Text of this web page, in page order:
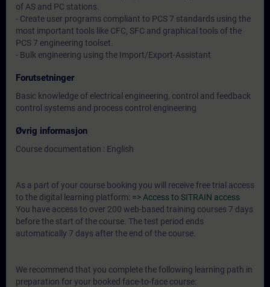
of AS and PC stations.
- Create user programs compliant to PCS 7 standards using the
most important tools like CFC, SFC and graphical tools of the
PCS 7 engineering toolset.
- Bulk engineering using the Import/Export-Assistant
Forutsetninger
Basic knowledge of electrical engineering, control and feedback
control systems and process control engineering
Øvrig informasjon
Course documentation : English
As a part of your course booking you will receive free trial access
to the digital learning platform: => Access to SITRAIN access
You have access to over 200 web-based training courses 7 days
before the start of the course. The test period ends
automatically 7 days after the end of the course.
We recommend that you complete the following learning path in
preparation for your booked face-to-face course: